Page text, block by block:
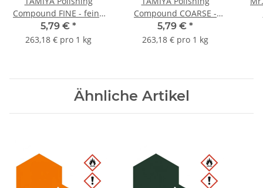
Compound FINE - feine
Politur - 22g
5,79 € *
263,18 € pro 1 kg
Compound COARSE -
grobe Politur - 22 g
5,79 € *
263,18 € pro 1 kg
Ähnliche Artikel